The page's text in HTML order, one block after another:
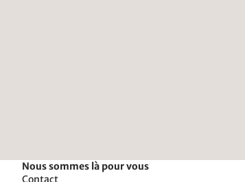
Nous sommes là pour vous
Contact